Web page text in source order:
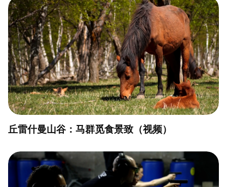
丘雷什曼山谷：马群觅食景致（视频）